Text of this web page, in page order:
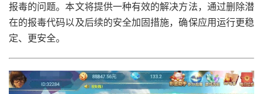
报毒的问题。本文将提供一种有效的解决方法，通过删除潜
在的报毒代码以及后续的安全加固措施，确保应用运行更稳
定、更安全。